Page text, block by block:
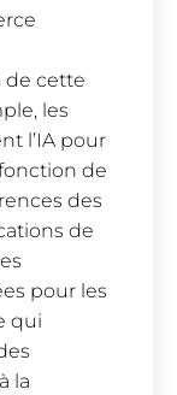
de cette
les
l’IA pour
de
des
de
pour les
qui
la